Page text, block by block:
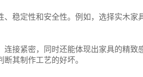
稳定性和安全性。例如，选择实木家
接紧密，同时还能体现出家具的精致
其制作工艺的好坏。